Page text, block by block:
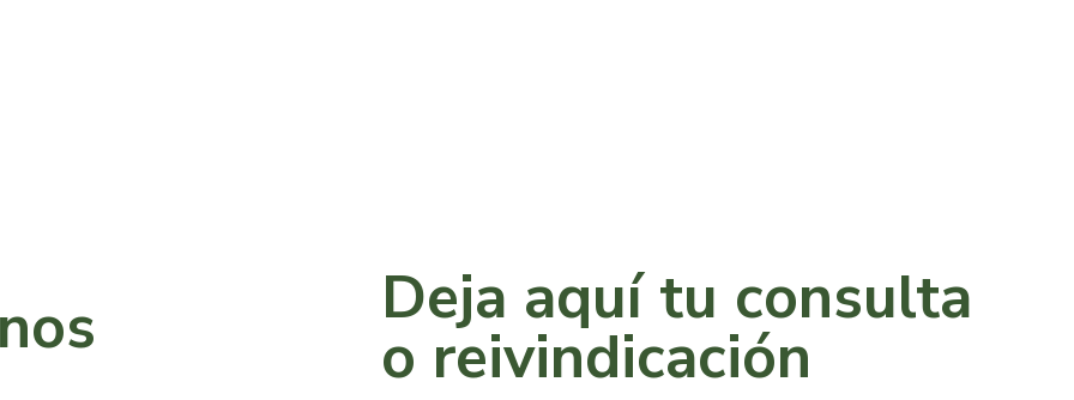
Deja aquí tu consulta
o reivindicación